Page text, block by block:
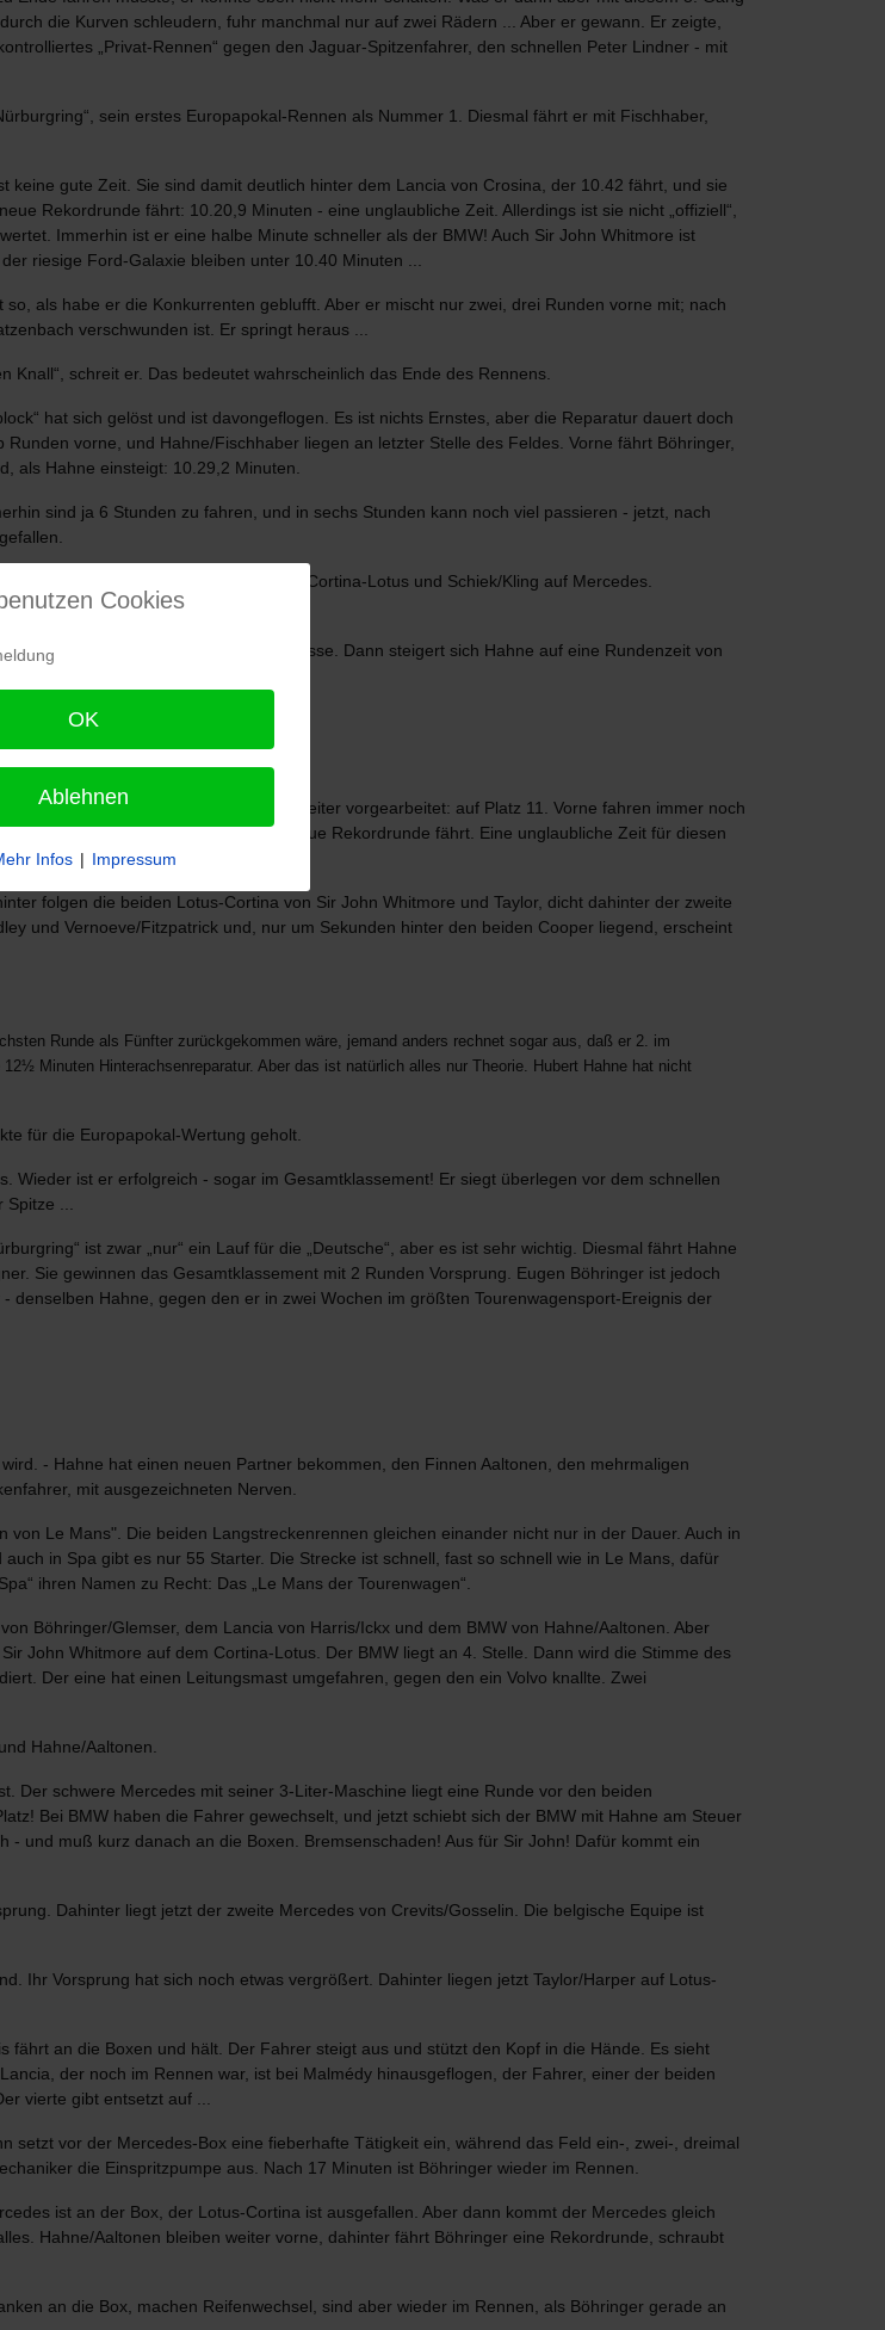
die Kurven schleudern, fuhr manchmal nur auf zwei Rädern ... Aber er gewann. Er zeigte,
„Privat-Rennen“ gegen den Jaguar-Spitzenfahrer, den schnellen Peter Lindner - mit
sein erstes Europapokal-Rennen als Nummer 1. Diesmal fährt er mit Fischhaber,
gute Zeit. Sie sind damit deutlich hinter dem Lancia von Crosina, der 10.42 fährt, und sie
Rekordrunde fährt: 10.20,9 Minuten - eine unglaubliche Zeit. Allerdings ist sie nicht „offiziell“,
Immerhin ist er eine halbe Minute schneller als der BMW! Auch Sir John Whitmore ist
riesige Ford-Galaxie bleiben unter 10.40 Minuten ...
als habe er die Konkurrenten geblufft. Aber er mischt nur zwei, drei Runden vorne mit; nach
verschwunden ist. Er springt heraus ...
schreit er. Das bedeutet wahrscheinlich das Ende des Rennens.
hat sich gelöst und ist davongeflogen. Es ist nichts Ernstes, aber die Reparatur dauert doch
vorne, und Hahne/Fischhaber liegen an letzter Stelle des Feldes. Vorne fährt Böhringer,
als Hahne einsteigt: 10.29,2 Minuten.
sind ja 6 Stunden zu fahren, und in sechs Stunden kann noch viel passieren - jetzt, nach
auf Lancia, Whitmore und Taylor auf Cortina-Lotus und Schiek/Kling auf Mercedes.
auf dem 4. Platz in ihrer Klasse. Dann steigert sich Hahne auf eine Rundenzeit von
In ihrer Klasse sind sie jetzt Zweite.
Gesamtklassement haben sie sich weiter vorgearbeitet: auf Platz 11. Vorne fahren immer noch
Liter-Ford mit 10.20,7 Minuten eine neue Rekordrunde fährt. Eine unglaubliche Zeit für diesen
folgen die beiden Lotus-Cortina von Sir John Whitmore und Taylor, dicht dahinter der zweite
und Vernoeve/Fitzpatrick und, nur um Sekunden hinter den beiden Cooper liegend, erscheint
Runde als Fünfter zurückgekommen wäre, jemand anders rechnet sogar aus, daß er 2. im
Minuten Hinterachsenreparatur. Aber das ist natürlich alles nur Theorie. Hubert Hahne hat nicht
für die Europapokal-Wertung geholt.
Wieder ist er erfolgreich - sogar im Gesamtklassement! Er siegt überlegen vor dem schnellen
...
ist zwar „nur“ ein Lauf für die „Deutsche“, aber es ist sehr wichtig. Diesmal fährt Hahne
Sie gewinnen das Gesamtklassement mit 2 Runden Vorsprung. Eugen Böhringer ist jedoch
Hahne, gegen den er in zwei Wochen im größten Tourenwagensport-Ereignis der
- Hahne hat einen neuen Partner bekommen, den Finnen Aaltonen, den mehrmaligen
mit ausgezeichneten Nerven.
von Le Mans". Die beiden Langstreckenrennen gleichen einander nicht nur in der Dauer. Auch in
in Spa gibt es nur 55 Starter. Die Strecke ist schnell, fast so schnell wie in Le Mans, dafür
ihren Namen zu Recht: Das „Le Mans der Tourenwagen“.
Böhringer/Glemser, dem Lancia von Harris/Ickx und dem BMW von Hahne/Aaltonen. Aber
John Whitmore auf dem Cortina-Lotus. Der BMW liegt an 4. Stelle. Dann wird die Stimme des
Der eine hat einen Leitungsmast umgefahren, gegen den ein Volvo knallte. Zwei
Hahne/Aaltonen.
Der schwere Mercedes mit seiner 3-Liter-Maschine liegt eine Runde vor den beiden
Bei BMW haben die Fahrer gewechselt, und jetzt schiebt sich der BMW mit Hahne am Steuer
und muß kurz danach an die Boxen. Bremsenschaden! Aus für Sir John! Dafür kommt ein
Dahinter liegt jetzt der zweite Mercedes von Crevits/Gosselin. Die belgische Equipe ist
Ihr Vorsprung hat sich noch etwas vergrößert. Dahinter liegen jetzt Taylor/Harper auf Lotus-
an die Boxen und hält. Der Fahrer steigt aus und stützt den Kopf in die Hände. Es sieht
der noch im Rennen war, ist bei Malmédy hinausgeflogen, der Fahrer, einer der beiden
vierte gibt entsetzt auf ...
setzt vor der Mercedes-Box eine fieberhafte Tätigkeit ein, während das Feld ein-, zwei-, dreimal
die Einspritzpumpe aus. Nach 17 Minuten ist Böhringer wieder im Rennen.
ist an der Box, der Lotus-Cortina ist ausgefallen. Aber dann kommt der Mercedes gleich
Hahne/Aaltonen bleiben weiter vorne, dahinter fährt Böhringer eine Rekordrunde, schraubt
an die Box, machen Reifenwechsel, sind aber wieder im Rennen, als Böhringer gerade an
Cookies
OK
Ablehnen
Infos | Impressum